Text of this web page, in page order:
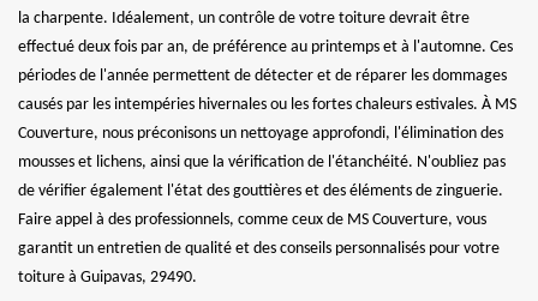
la charpente. Idéalement, un contrôle de votre toiture devrait être
effectué deux fois par an, de préférence au printemps et à l'automne. Ces
périodes de l'année permettent de détecter et de réparer les dommages
causés par les intempéries hivernales ou les fortes chaleurs estivales. À MS
Couverture, nous préconisons un nettoyage approfondi, l'élimination des
mousses et lichens, ainsi que la vérification de l'étanchéité. N'oubliez pas
de vérifier également l'état des gouttières et des éléments de zinguerie.
Faire appel à des professionnels, comme ceux de MS Couverture, vous
garantit un entretien de qualité et des conseils personnalisés pour votre
toiture à Guipavas, 29490.